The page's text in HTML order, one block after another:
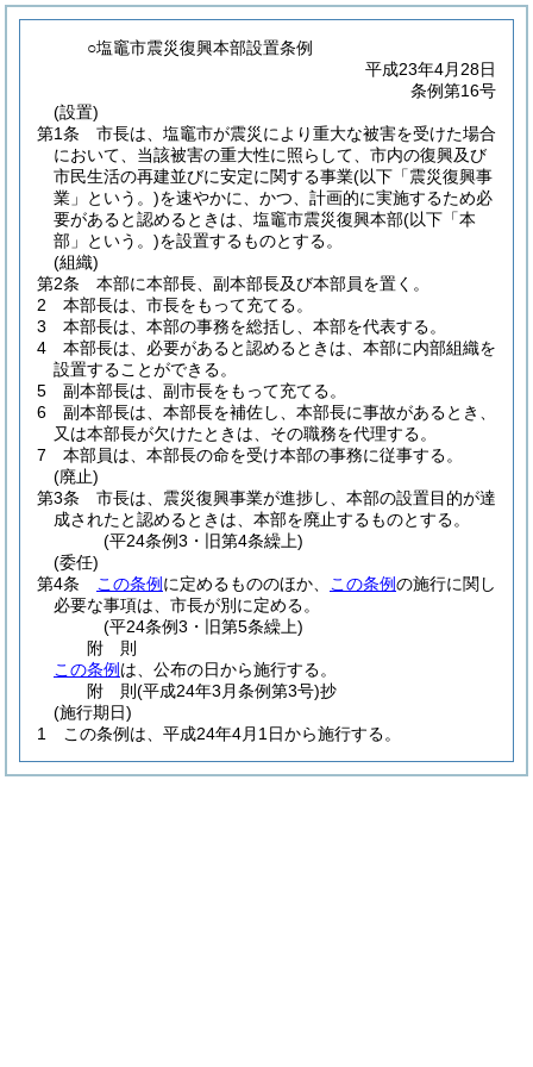
○塩竈市震災復興本部設置条例
平成23年4月28日
条例第16号
(設置)
第1条
市長は、塩竈市が震災により重大な被害を受けた場合
において、当該被害の重大性に照らして、市内の復興及び
市民生活の再建並びに安定に関する事業(以下「震災復興事
業」という。)を速やかに、かつ、計画的に実施するため必
要があると認めるときは、塩竈市震災復興本部(以下「本
部」という。)を設置するものとする。
(組織)
第2条
本部に本部長、副本部長及び本部員を置く。
2
本部長は、市長をもって充てる。
3
本部長は、本部の事務を総括し、本部を代表する。
4
本部長は、必要があると認めるときは、本部に内部組織を
設置することができる。
5
副本部長は、副市長をもって充てる。
6
副本部長は、本部長を補佐し、本部長に事故があるとき、
又は本部長が欠けたときは、その職務を代理する。
7
本部員は、本部長の命を受け本部の事務に従事する。
(廃止)
第3条
市長は、震災復興事業が進捗し、本部の設置目的が達
成されたと認めるときは、本部を廃止するものとする。
(平24条例3・旧第4条繰上)
(委任)
第4条
この条例 に定めるもののほか、 この条例の施行に関し
必要な事項は、市長が別に定める。
(平24条例3・旧第5条繰上)
附 則
この条例 は、公布の日から施行する。
附 則(平成24年3月条例第3号)抄
(施行期日)
1
この条例は、平成24年4月1日から施行する。